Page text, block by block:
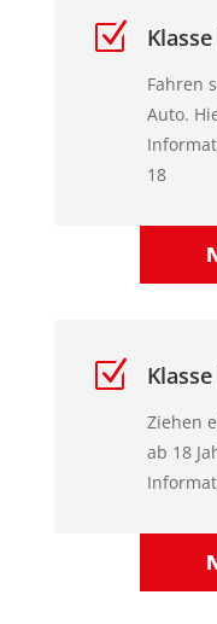
Z Klasse
Fahren
Auto.
18
Z Klasse
Ziehen
ab 18